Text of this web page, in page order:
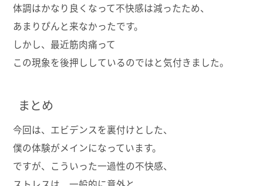
体調はかなり良くなって不快感は減ったため、
あまりぴんと来なかったです。
しかし、最近筋肉痛って
この現象を後押ししているのではと気付きました。
まとめ
今回は、エビデンスを裏付けとした、
僕の体験がメインになっています。
ですが、こういった一過性の不快感、